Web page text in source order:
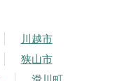
川越市
狭山市